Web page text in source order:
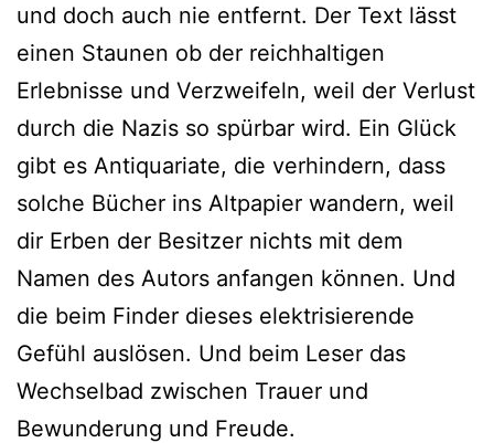
und doch auch nie entfernt. Der Text lässt
einen Staunen ob der reichhaltigen
Erlebnisse und Verzweifeln, weil der Verlust
durch die Nazis so spürbar wird. Ein Glück
gibt es Antiquariate, die verhindern, dass
solche Bücher ins Altpapier wandern, weil
dir Erben der Besitzer nichts mit dem
Namen des Autors anfangen können. Und
die beim Finder dieses elektrisierende
Gefühl auslösen. Und beim Leser das
Wechselbad zwischen Trauer und
Bewunderung und Freude.